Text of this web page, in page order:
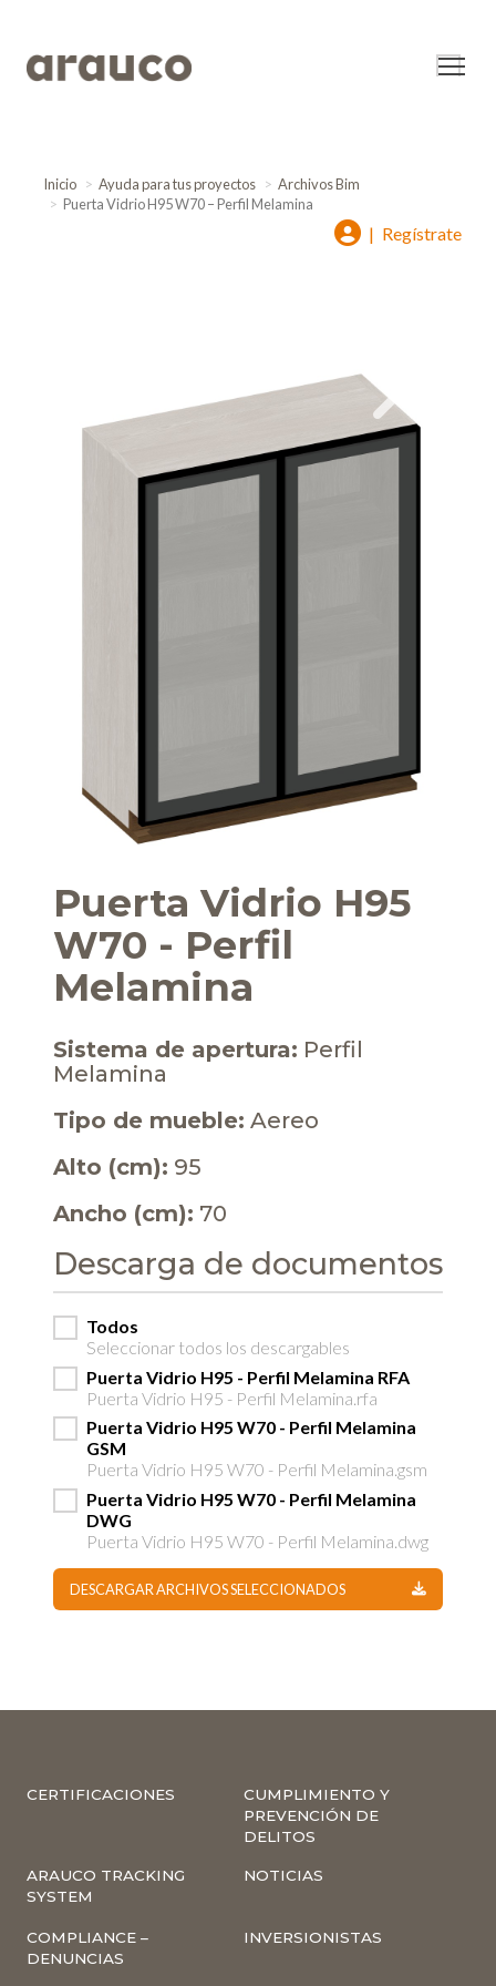
Inicio Ayuda para tus proyectos
Archivos Bim
Puerta Vidrio H95 W70 – Perfil Melamina
| Regístrate
Puerta Vidrio H95
W70 - Perfil
Melamina
Sistema de apertura: Perfil
Melamina
Tipo de mueble: Aereo
Alto (cm): 95
Ancho (cm): 70
Descarga de documentos
Todos
Seleccionar todos los descargables
Puerta Vidrio H95 - Perfil Melamina RFA
Puerta Vidrio H95 - Perfil Melamina.rfa
Puerta Vidrio H95 W70 - Perfil Melamina
GSM
Puerta Vidrio H95 W70 - Perfil Melamina.gsm
Puerta Vidrio H95 W70 - Perfil Melamina
DWG
Puerta Vidrio H95 W70 - Perfil Melamina.dwg
DESCARGAR ARCHIVOS SELECCIONADOS
CERTIFICACIONES
CUMPLIMIENTO Y
PREVENCIÓN DE
DELITOS
ARAUCO TRACKING
SYSTEM
NOTICIAS
COMPLIANCE –
DENUNCIAS
INVERSIONISTAS